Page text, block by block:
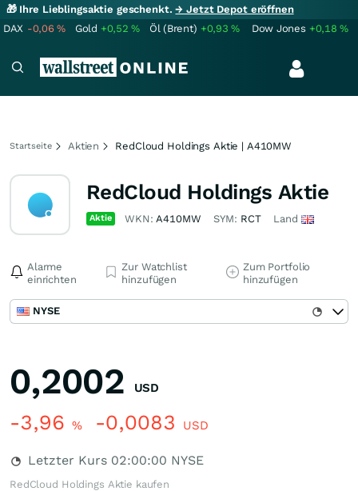
🎁 Ihre Lieblingsaktie geschenkt.→ Jetzt Depot eröffnen
DAX -0,06% Gold +0,52% Öl (Brent) +0,93% Dow Jones +0,18%
Startseite Aktien RedCloud Holdings Aktie | A410MW
RedCloud Holdings Aktie
Aktie WKN:A410MW SYM: RCT Land
Alarme
einrichten
Zur Watchlist
hinzufügen
Zum Portfolio
hinzufügen
NYSE
0,2002 USD
-3,96 % -0,0083 USD
Letzter Kurs 02:00:00 NYSE
RedCloud Holdings Aktie kaufen